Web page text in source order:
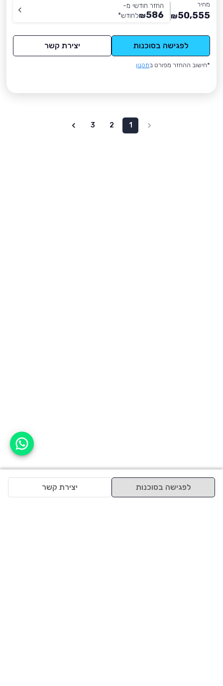
מחיר
50,555
₪
החזר חודשי מ-
586
₪לחודש*
לפגישה בסוכנות יצירת קשר
*חישוב ההחזר מפורט בתקנון
1
2
3
לפגישה בסוכנות יצירת קשר
אפשר לעזור?